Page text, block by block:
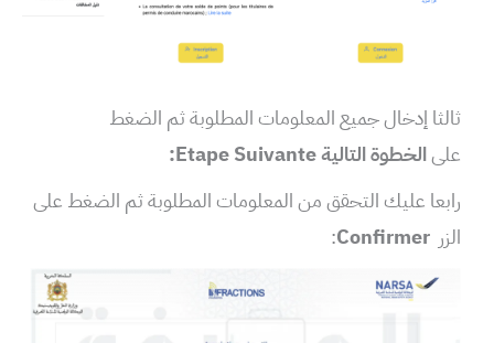
ثالثا إدخال جميع المعلومات المطلوبة ثم الضغط
علىالخطوة التالية Etape Suivante:
رابعا عليك التحقق من المعلومات المطلوبة ثم الضغط على
الزر Confirmer
: